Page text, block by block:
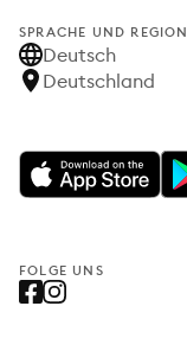
SPRACHE UND REGION
Deutsch
Deutschland
FOLGE UNS